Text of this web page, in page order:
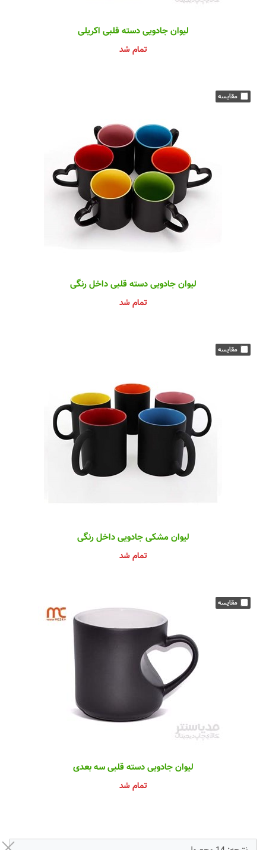
لیوان جادویی دسته قلبی اکریلی
تمام شد
لیوان جادویی دسته قلبی داخل رنگی
تمام شد
لیوان مشکی جادویی داخل رنگی
تمام شد
لیوان جادویی دسته قلبی سه بعدی
تمام شد